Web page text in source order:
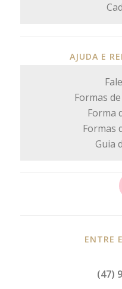
AJUDA E
Formas
Forma
Formas
Guia
ENTRE
(47)